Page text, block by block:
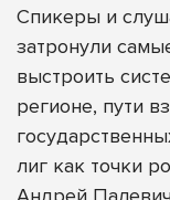
Спикеры и
затронули
выстроить
регионе, пути
лиг как точки